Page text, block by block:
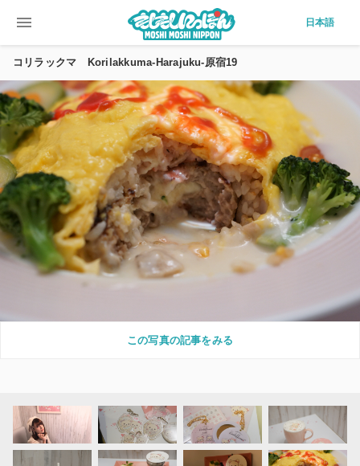
menu 日本語
コリラックマ Korilakkuma-Harajuku-原宿19
この写真の記事をみる